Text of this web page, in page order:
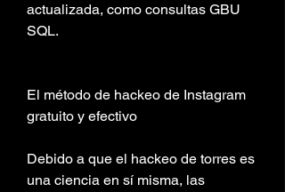
actualizada, como consultas GBU
SQL.
El método de hackeo de Instagram
gratuito y efectivo
Debido a que el hackeo de torres es
una ciencia en sí misma, las